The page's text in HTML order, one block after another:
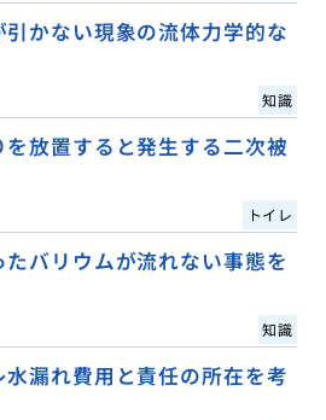
引かない現象の流体力学的な
知識
を放置すると発生する二次被
トイレ
バリウムが流れない事態を
知識
漏れ費用と責任の所在を考